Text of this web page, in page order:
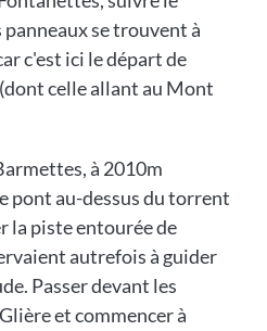
panneaux se trouvent à
c'est ici le départ de
celle allant au Mont
à 2010m
pont au-dessus du torrent
la piste entourée de
autrefois à guider
Passer devant les
et commencer à